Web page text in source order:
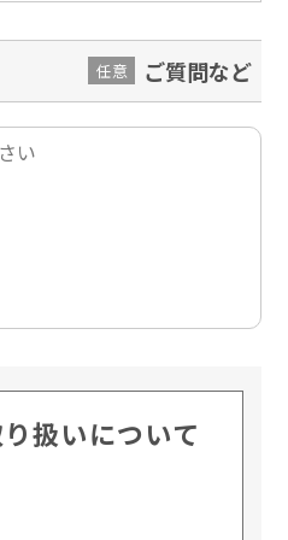
ご質問など
任意
扱いについて